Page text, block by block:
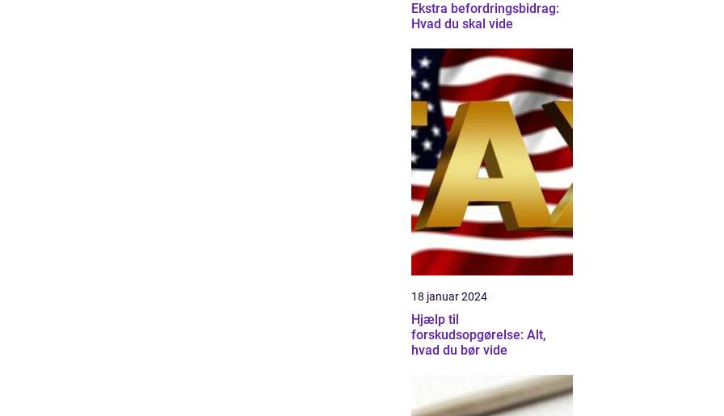
Ekstra befordringsbidrag:
Hvad du skal vide
18 januar 2024
Hjælp til
forskudsopgørelse: Alt,
hvad du bør vide